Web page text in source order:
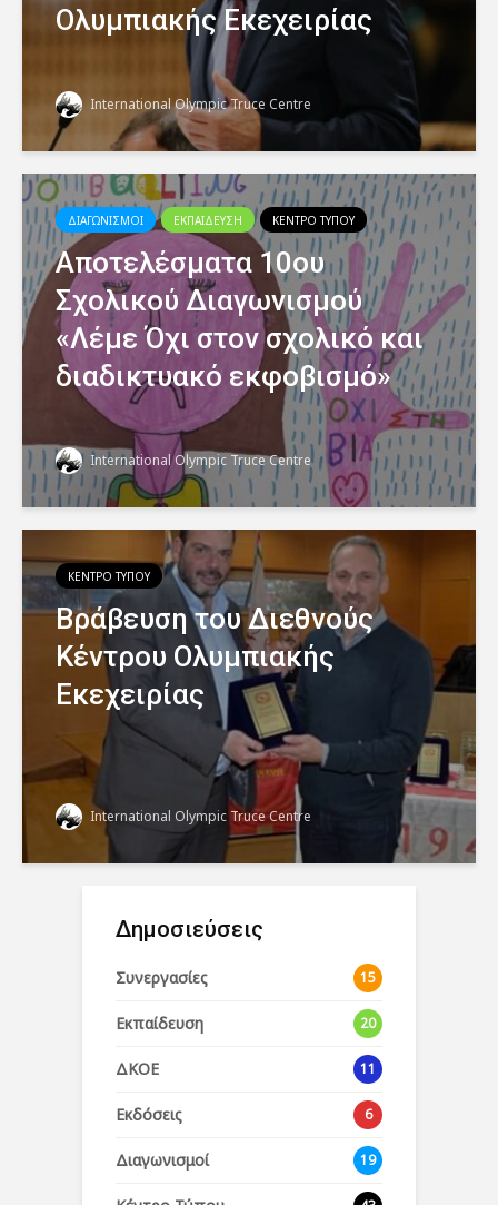
Ολυμπιακής Εκεχειρίας
International Olympic Truce Centre
ΔΙΑΓΩΝΙΣΜΟΙ ΕΚΠΑΙΔΕΥΣΗ ΚΕΝΤΡΟ ΤΥΠΟΥ
Αποτελέσματα 10ου
Σχολικού Διαγωνισμού
«Λέμε Όχι στον σχολικό και
διαδικτυακό εκφοβισμό»
International Olympic Truce Centre
ΚΕΝΤΡΟ ΤΥΠΟΥ
Βράβευση του Διεθνούς
Κέντρου Ολυμπιακής
Εκεχειρίας
International Olympic Truce Centre
Δημοσιεύσεις
Συνεργασίες 15
Εκπαίδευση 20
ΔΚΟΕ 11
Εκδόσεις 6
Διαγωνισμοί 19